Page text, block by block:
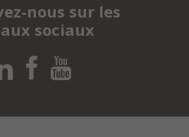
nous sur les
sociaux